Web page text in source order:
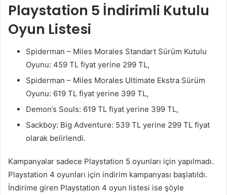
Playstation 5 İndirimli Kutulu
Oyun Listesi
Spiderman – Miles Morales Standart Sürüm Kutulu
Oyunu: 459 TL fiyat yerine 299 TL,
Spiderman – Miles Morales Ultimate Ekstra Sürüm
Oyunu: 619 TL fiyat yerine 399 TL,
Demon’s Souls: 619 TL fiyat yerine 399 TL,
Sackboy: Big Adventure: 539 TL yerine 299 TL fiyat
olarak belirlendi.
Kampanyalar sadece Playstation 5 oyunları için yapılmadı.
Playstation 4 oyunları için indirim kampanyası başlatıldı.
İndirime giren Playstation 4 oyun listesi ise şöyle